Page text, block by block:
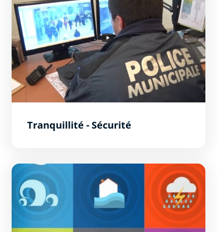
Tranquillité - Sécurité
Plan de prévention